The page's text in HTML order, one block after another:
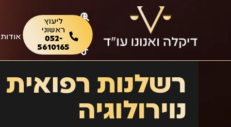
ליעוץ
ראשוני
052-
5610165
אודות
רשלנות רפואית
נוירולוגיה